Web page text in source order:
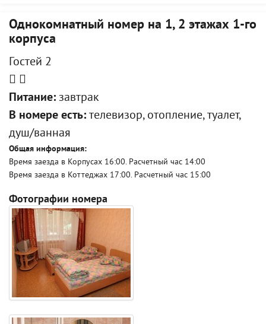
Однокомнатный номер на 1, 2 этажах 1-го
корпуса
Гостей 2
Питание: завтрак
В номере есть: телевизор, отопление, туалет,
душ/ванная
Общая информация:
Время заезда в Корпусах 16:00. Расчетный час 14:00
Время заезда в Коттеджах 17:00. Расчетный час 15:00
Фотографии номера